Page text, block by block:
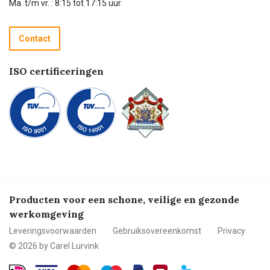
Recycle programma
Betalen
Ma. t/m vr. : 8:15 tot 17:15 uur
Contact
ISO certificeringen
Producten voor een schone, veilige en gezonde
werkomgeving
Leveringsvoorwaarden Gebruiksovereenkomst
Privacy
© 2026 by Carel Lurvink